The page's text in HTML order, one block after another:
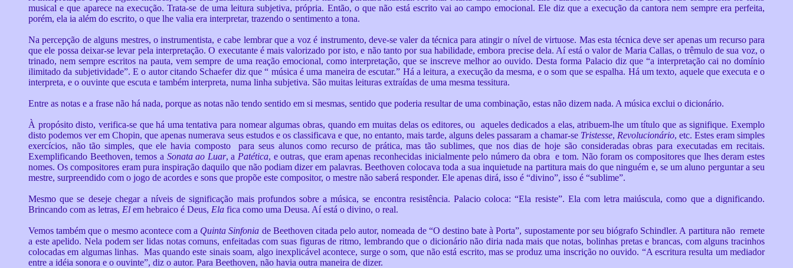
musical e que aparece na execução. Trata-se de uma leitura subjetiva, própria. Então, o que não está escrito vai ao campo emocional. Ele diz que a execução da cantora nem sempre era perfeita,
porém, ela ia além do escrito, o que lhe valia era interpretar, trazendo o sentimento a tona.
Na percepção de alguns mestres, o instrumentista, e cabe lembrar que a voz é instrumento, deve-se valer da técnica para atingir o nível de virtuose. Mas esta técnica deve ser apenas um recurso para
que ele possa deixar-se levar pela interpretação. O executante é mais valorizado por isto, e não tanto por sua habilidade, embora precise dela. Aí está o valor de Maria Callas, o trêmulo de sua voz, o
trinado, nem sempre escritos na pauta, vem sempre de uma reação emocional, como interpretação, que se inscreve melhor ao ouvido. Desta forma Palacio diz que “a interpretação cai no domínio
ilimitado da subjetividade”. E o autor citando Schaefer diz que “ música é uma maneira de escutar.” Há a leitura, a execução da mesma, e o som que se espalha. Há um texto, aquele que executa e o
interpreta, e o ouvinte que escuta e também interpreta, numa linha subjetiva. São muitas leituras extraídas de uma mesma tessitura.
Entre as notas e a frase não há nada, porque as notas não tendo sentido em si mesmas, sentido que poderia resultar de uma combinação, estas não dizem nada. A música exclui o dicionário.
À propósito disto, verifica-se que há uma tentativa para nomear algumas obras, quando em muitas delas os editores, ou aqueles dedicados a elas, atribuem-lhe um título que as signifique. Exemplo
disto podemos ver em Chopin, que apenas numerava seus estudos e os classificava e que, no entanto, mais tarde, alguns deles passaram a chamar-se Tristesse, Revolucionário, etc. Estes eram simples
exercícios, não tão simples, que ele havia composto para seus alunos como recurso de prática, mas tão sublimes, que nos dias de hoje são consideradas obras para executadas em recitais.
Exemplificando Beethoven, temos a Sonata ao Luar, a Patética, e outras, que eram apenas reconhecidas inicialmente pelo número da obra e tom. Não foram os compositores que lhes deram estes
nomes. Os compositores eram pura inspiração daquilo que não podiam dizer em palavras. Beethoven colocava toda a sua inquietude na partitura mais do que ninguém e, se um aluno perguntar a seu
mestre, surpreendido com o jogo de acordes e sons que propõe este compositor, o mestre não saberá responder. Ele apenas dirá, isso é “divino”, isso é “sublime”.
Mesmo que se deseje chegar a níveis de significação mais profundos sobre a música, se encontra resistência. Palacio coloca: “Ela resiste”. Ela com letra maiúscula, como que a dignificando.
Brincando com as letras, El em hebraico é Deus, Ela fica como uma Deusa. Aí está o divino, o real.
Vemos também que o mesmo acontece com a Quinta Sinfonia de Beethoven citada pelo autor, nomeada de “O destino bate à Porta”, supostamente por seu biógrafo Schindler. A partitura não remete
a este apelido. Nela podem ser lidas notas comuns, enfeitadas com suas figuras de ritmo, lembrando que o dicionário não diria nada mais que notas, bolinhas pretas e brancas, com alguns tracinhos
colocadas em algumas linhas. Mas quando este sinais soam, algo inexplicável acontece, surge o som, que não está escrito, mas se produz uma inscrição no ouvido. “A escritura resulta um mediador
entre a idéia sonora e o ouvinte”, diz o autor. Para Beethoven, não havia outra maneira de dizer.